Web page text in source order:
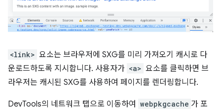
<link> 요소는 브라우저에 SXG를 미리 가져오기 캐시로 다
운로드하도록 지시합니다. 사용자가 <a> 요소를 클릭하면 브
라우저는 캐시된 SXG를 사용하여 페이지를 렌더링합니다.
DevTools의 네트워크 탭으로 이동하여 webpkgcache 가 포